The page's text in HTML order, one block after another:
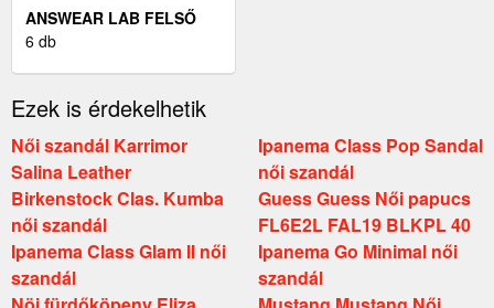
ANSWEAR LAB FELSŐ
BÉZS, NŐI, SIMA
6 db
Ezek is érdekelhetik
Női szandál Karrimor
Salina Leather
Ipanema Class Pop Sandal
női szandál
Birkenstock Clas. Kumba
női szandál
Guess Guess Női papucs
FL6E2L FAL19 BLKPL 40
Ipanema Class Glam II női
szandál
Ipanema Go Minimal női
szandál